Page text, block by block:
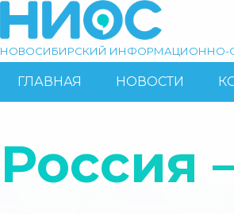
основному
Поиск
НОВОСИБИРСКИЙ ИНФОРМАЦИОННО-
ОСНОВНАЯ
ГЛАВНАЯ НОВОСТИ
Россия